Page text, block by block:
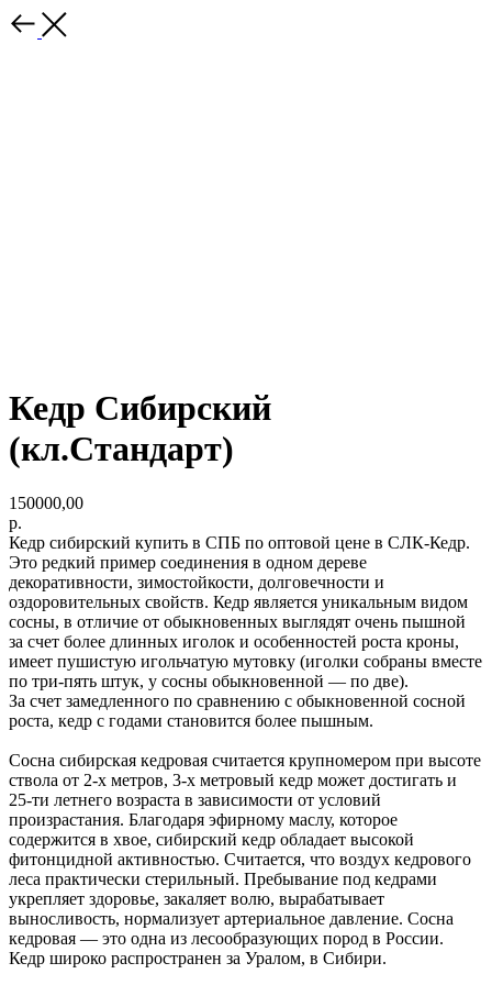
Кедр Сибирский
(кл.Стандарт)
150000,00
р.
Кедр сибирский купить в СПБ по оптовой цене в СЛК-Кедр.
Это редкий пример соединения в одном дереве
декоративности, зимостойкости, долговечности и
оздоровительных свойств. Кедр является уникальным видом
сосны, в отличие от обыкновенных выглядят очень пышной
за счет более длинных иголок и особенностей роста кроны,
имеет пушистую игольчатую мутовку (иголки собраны вместе
по три-пять штук, у сосны обыкновенной — по две).
За счет замедленного по сравнению с обыкновенной сосной
роста, кедр с годами становится более пышным.
Сосна сибирская кедровая считается крупномером при высоте
ствола от 2-х метров, 3-х метровый кедр может достигать и
25-ти летнего возраста в зависимости от условий
произрастания. Благодаря эфирному маслу, которое
содержится в хвое, сибирский кедр обладает высокой
фитонцидной активностью. Считается, что воздух кедрового
леса практически стерильный. Пребывание под кедрами
укрепляет здоровье, закаляет волю, вырабатывает
выносливость, нормализует артериальное давление. Сосна
кедровая — это одна из лесообразующих пород в России.
Кедр широко распространен за Уралом, в Сибири.